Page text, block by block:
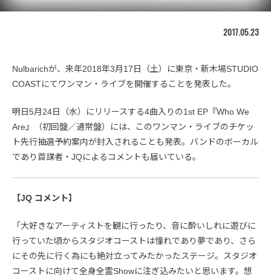
2017.05.23
Nulbarichが、来年2018年3月17日（土）に東京・新木場STUDIO
COASTにてワンマン・ライブを開催することを発表した。
明日5月24日（水）にリリースする4曲入りの1st EP『Who We
Are』（初回盤／通常盤）には、このワンマン・ライブのチケッ
ト先行抽選予約案内が封入されることも発表。バンドのボーカル
であり首謀者・JQによるコメントも届いている。
【JQ コメント】
「大好きなアーティストを観に行ったり、音に酔いしれに遊びに
行っていた頃からスタジオコーストは憧れであり夢であり、さら
にその先に行く為にも絶対立ってみたかったステージ。スタジオ
コーストに向けて全身全霊Showに注ぎ込みたいと思います。想